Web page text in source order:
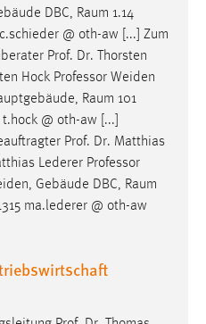
DBC, Raum 1.14
@ oth-aw [...] Zum
Prof. Dr. Thorsten
Hock Professor Weiden
Raum 101
@ oth-aw [...]
Prof. Dr. Matthias
Lederer Professor
Gebäude DBC, Raum
ma.lederer @ oth-aw
wird in diesem Cookie
ist.